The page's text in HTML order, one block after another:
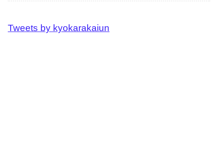
Tweets by kyokarakaiun